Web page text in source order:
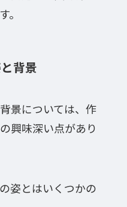
。
背景
景については、作
興味深い点があり
姿とはいくつかの